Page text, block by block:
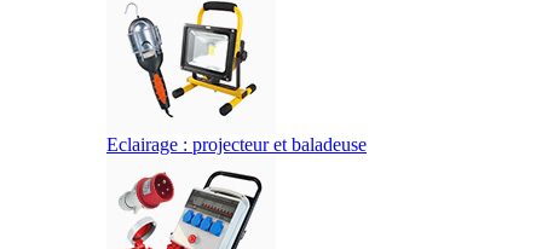
Eclairage : projecteur et baladeuse